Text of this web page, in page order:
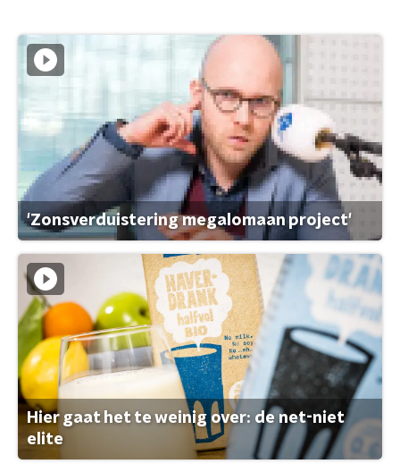
'Zonsverduistering megalomaan project'
Hier gaat het te weinig over: de net-niet
elite